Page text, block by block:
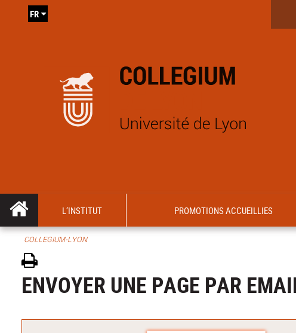
FR
L’INSTITUT PROMOTIONS ACCUEILLIES
COLLEGIUM-LYON
ENVOYER UNE PAGE PAR